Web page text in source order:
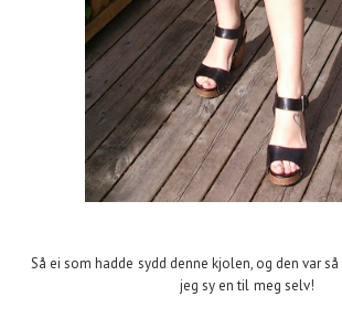
Så ei som hadde sydd denne kjolen, og den var
jeg sy en til meg selv!